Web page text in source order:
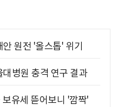
원전 '올스톱' 위기
병원 충격 연구 결과
유세 뜯어보니 '깜짝'